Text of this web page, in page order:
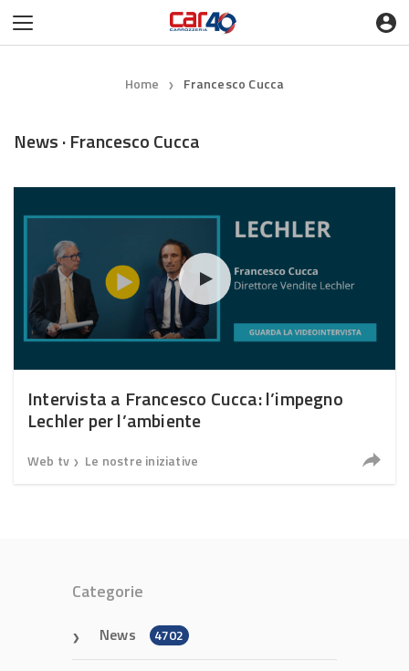
Home ❯ Francesco Cucca
News · Francesco Cucca
Intervista a Francesco Cucca: l’impegno
Lechler per l’ambiente
Web tv ❯ Le nostre iniziative
Categorie
News 4702